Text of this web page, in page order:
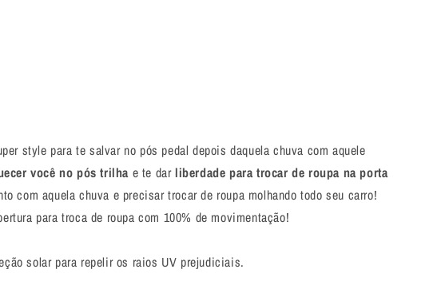
style para te salvar no pós pedal depois daquela chuva com aquele
você no pós trilha e te darliberdade para trocar de roupa na porta
com aquela chuva e precisar trocar de roupa molhando todo seu carro!
para troca de roupa com 100% de movimentação!
solar para repelir os raios UV prejudiciais.